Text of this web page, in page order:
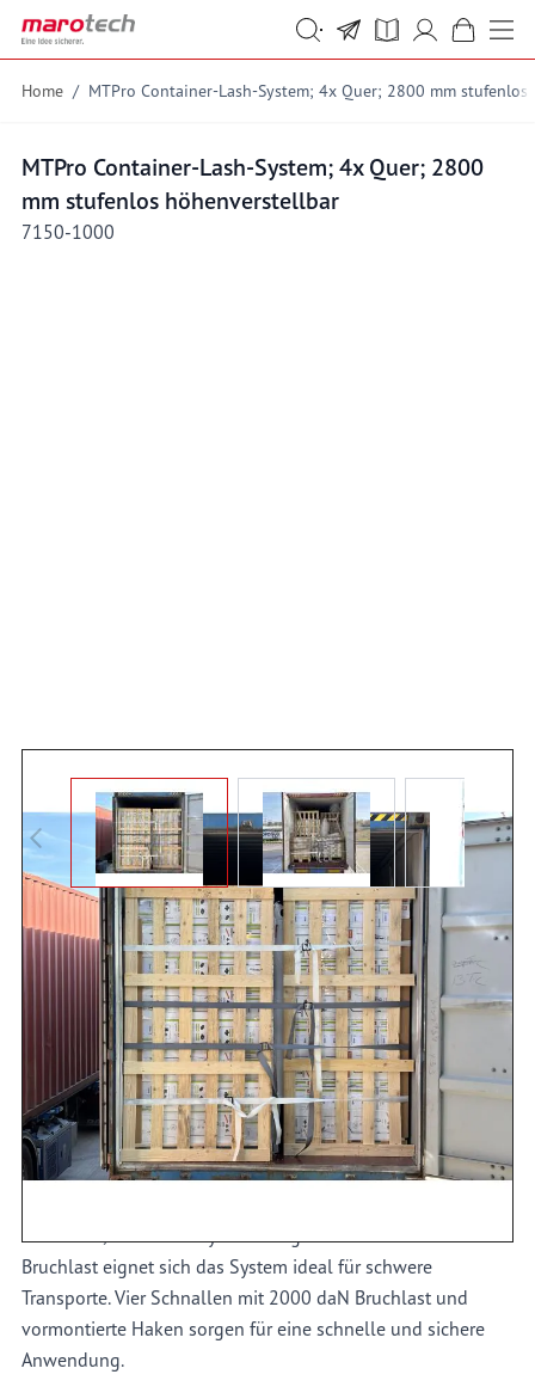
Skip to Content
Suche
Suche
Home / MTPro Container-Lash-System; 4x Quer; 2800 mm
MTPro Container-Lash-System; 4x Quer; 2800
mm stufenlos höhenverstellbar
7150-1000
Angebot anfordern
Das MTPro Container-Lash-Systemmit 4 Querbändern
bietet eine zuverlässige und flexible Lösung zur
professionellenLadungssicherungin Containern. Zwei
vertikale 2800-mm-Gurte mit je vier 3000 mm langen
Querbändern sichern das Ladegut optimal. Die mittleren
Querbänder sind frei positionierbar, das obere und untere
Gurtbreite, 4000 daN Systemfestigkeit und 8000 daN
Bruchlast eignet sich das System ideal für schwere
Transporte. Vier Schnallen mit 2000 daN Bruchlast und
vormontierte Haken sorgen für eine schnelle und sichere
Anwendung.